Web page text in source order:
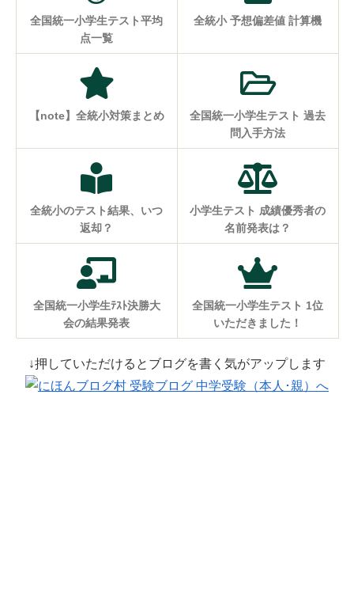
全国統一小学生テスト平均
点一覧
全統小 予想偏差値 計算機
【note】全統小対策まとめ
全国統一小学生テスト 過去
問入手方法
全統小のテスト結果、いつ
返却？
小学生テスト 成績優秀者の
名前発表は？
全国統一小学生ﾃｽﾄ決勝大
会の結果発表
全国統一小学生テスト 1位
いただきました！
↓押していただけるとブログを書く気がアップします